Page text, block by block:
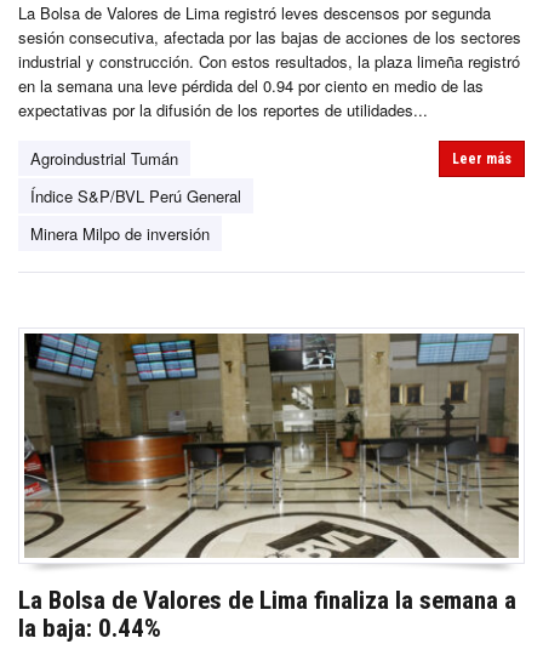
La Bolsa de Valores de Lima registró leves descensos por segunda
sesión consecutiva, afectada por las bajas de acciones de los sectores
industrial y construcción. Con estos resultados, la plaza limeña registró
en la semana una leve pérdida del 0.94 por ciento en medio de las
expectativas por la difusión de los reportes de utilidades...
Agroindustrial Tumán
Índice S&P/BVL Perú General
Minera Milpo de inversión
Leer más
La Bolsa de Valores de Lima finaliza la semana a
la baja: 0.44%